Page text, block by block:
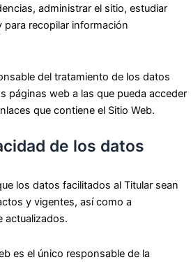
administrar el sitio, estudiar
recopilar información
del tratamiento de los datos
páginas web a las que pueda acceder
que contiene el Sitio Web.
de los datos
los datos facilitados al Titular sean
y vigentes, así como a
actualizados.
es el único responsable de la